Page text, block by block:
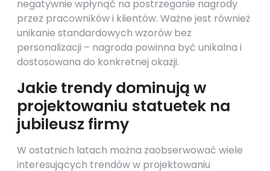
negatywnie wpłynąć na postrzeganie nagrody
przez pracowników i klientów. Ważne jest również
unikanie standardowych wzorów bez
personalizacji – nagroda powinna być unikalna i
dostosowana do konkretnej okazji.
Jakie trendy dominują w
projektowaniu statuetek na
jubileusz firmy
W ostatnich latach można zaobserwować wiele
interesujących trendów w projektowaniu